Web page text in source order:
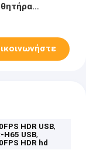
HDR USB,
H65 USB,
HDR hd